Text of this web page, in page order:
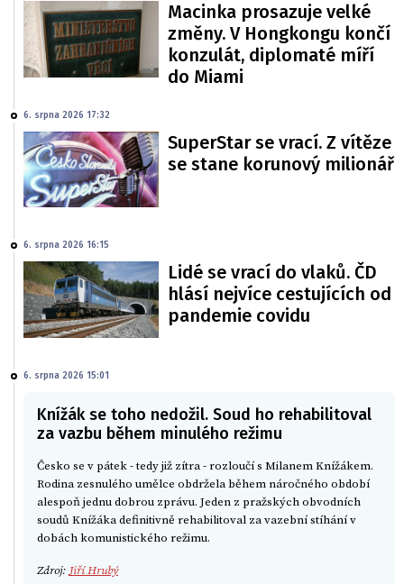
Macinka prosazuje velké
změny. V Hongkongu končí
konzulát, diplomaté míří
do Miami
6. srpna 2026 17:32
SuperStar se vrací. Z vítěze
se stane korunový milionář
6. srpna 2026 16:15
Lidé se vrací do vlaků. ČD
hlásí nejvíce cestujících od
pandemie covidu
6. srpna 2026 15:01
Knížák se toho nedožil. Soud ho rehabilitoval
za vazbu během minulého režimu
Česko se v pátek - tedy již zítra - rozloučí s Milanem Knížákem.
Rodina zesnulého umělce obdržela během náročného období
alespoň jednu dobrou zprávu. Jeden z pražských obvodních
soudů Knížáka definitivně rehabilitoval za vazební stíhání v
dobách komunistického režimu.
Zdroj: Jiří Hrubý